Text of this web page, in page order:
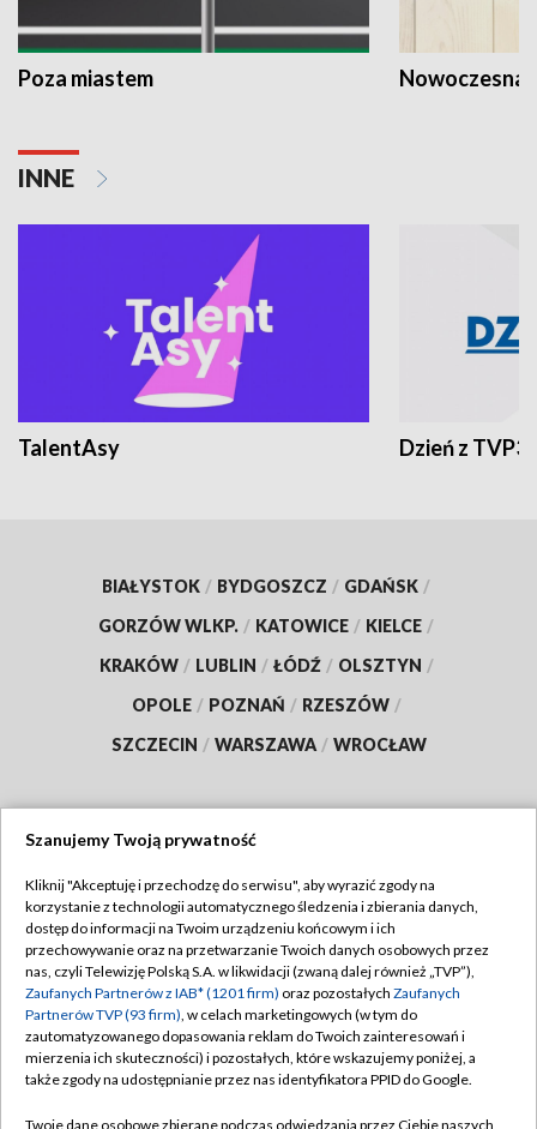
Poza miastem Nowoczesna
INNE
TalentAsy Dzień z TVP3
BIAŁYSTOK / BYDGOSZCZ / GDAŃSK /
GORZÓW WLKP. / KATOWICE / KIELCE /
KRAKÓW / LUBLIN / ŁÓDŹ / OLSZTYN /
OPOLE / POZNAŃ / RZESZÓW /
SZCZECIN / WARSZAWA / WROCŁAW
TVP
Abonament TVP
Emisja w TVP
Centrum informacji TVP
Naziemna Telewizja Cyfrowa
Regulamin TVP
Polityka prywatności
Moje zgody
Pomoc
Szanujemy Twoją prywatność
Kliknij "Akceptuję i przechodzę do serwisu", aby wyrazić zgody na
korzystanie z technologii automatycznego śledzenia i zbierania danych,
dostęp do informacji na Twoim urządzeniu końcowym i ich
przechowywanie oraz na przetwarzanie Twoich danych osobowych przez
nas, czyli Telewizję Polską S.A. w likwidacji (zwaną dalej również „TVP”),
Zaufanych Partnerów z IAB* (1201 firm) oraz pozostałych Zaufanych
Partnerów TVP (93 firm), w celach marketingowych (w tym do
zautomatyzowanego dopasowania reklam do Twoich zainteresowań i
mierzenia ich skuteczności) i pozostałych, które wskazujemy poniżej, a
także zgody na udostępnianie przez nas identyfikatora PPID do Google.
Twoje dane osobowe zbierane podczas odwiedzania przez Ciebie naszych